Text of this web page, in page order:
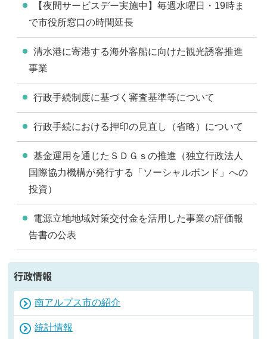
【夜間サービスデー実施中】毎週水曜日・19時ま
で市役所窓口の時間延長
清水港に寄港する海外客船に向けた観光誘客推進
事業
行政手続制度に基づく審査基準等について
行政手続における押印の見直し（省略）について
基金運用を通じたＳＤＧｓの推進（独立行政法人
国際協力機構が発行する「ソーシャルボンド」への
投資）
電源立地地域対策交付金を活用した事業の評価報
告書の公表
行政情報
南アルプス市の紹介
統計情報